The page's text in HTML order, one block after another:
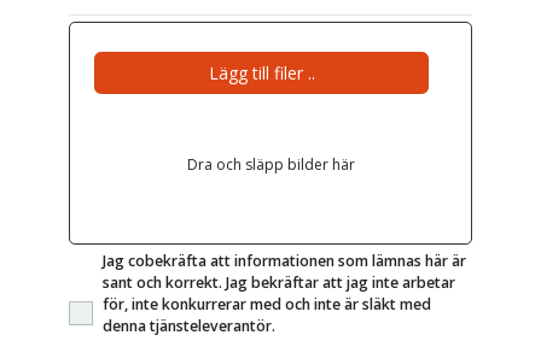
Lägg till filer ..
Dra och släpp bilder här
Jag cobekräfta att informationen som lämnas här är
sant och korrekt. Jag bekräftar att jag inte arbetar
för, inte konkurrerar med och inte är släkt med
denna tjänsteleverantör.